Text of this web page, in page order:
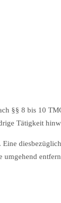
§§ 8 bis 10
Tätigkeit
umgehend